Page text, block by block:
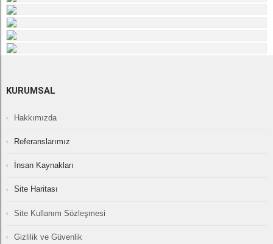
KURUMSAL
Hakkımızda
Referanslarımız
İnsan Kaynakları
Site Haritası
Site Kullanım Sözleşmesi
Gizlilik ve Güvenlik